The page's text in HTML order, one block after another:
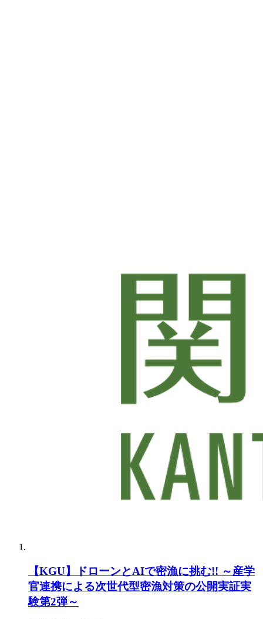
【KGU】ドローンとAIで密漁に挑む!! ～産学
官連携による次世代型密漁対策の公開実証実
験第2弾～